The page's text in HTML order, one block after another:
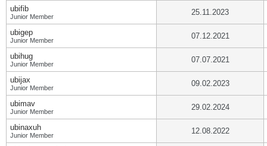
ubifib
Junior Member 25.11.2023
ubigep
Junior Member 07.12.2021
ubihug
Junior Member 07.07.2021
ubijax
Junior Member 09.02.2023
ubimav
Junior Member 29.02.2024
ubinaxuh
Junior Member 12.08.2022